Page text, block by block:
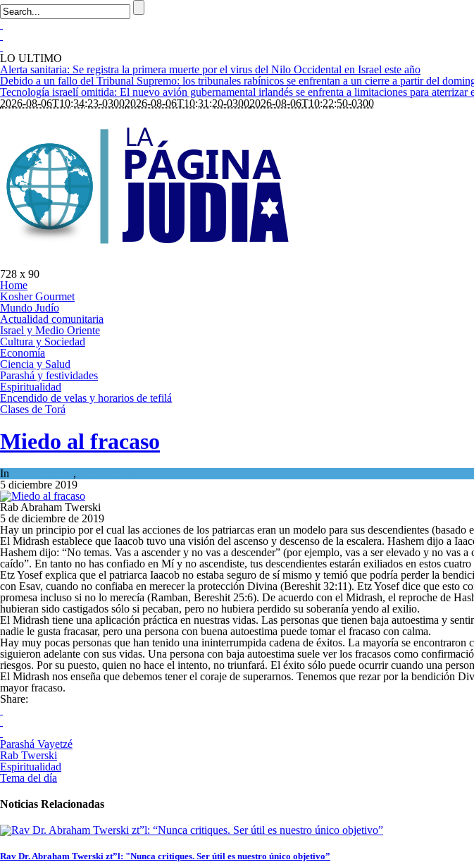
LO ULTIMO
Alerta sanitaria: Se registra la primera muerte por el virus del Nilo Occidental en Israel este año
Debido a un fallo del Tribunal Supremo: los tribunales rabínicos se enfrentan a un cierre a partir del
Tecnología israelí omitida: El nuevo avión gubernamental irlandés se enfrenta a limitaciones para aterrizar
2026-08-06T10:34:23-03002026-08-06T10:31:20-03002026-08-06T10:22:50-0300
728 x 90
Home
Kosher Gourmet
Mundo Judío
Actualidad comunitaria
Israel y Medio Oriente
Cultura y Sociedad
Economía
Ciencia y Salud
Parashá y festividades
Espiritualidad
Encendido de velas y horarios de tefilá
Clases de Torá
Miedo al fracaso
In ,
5 diciembre 2019
Rab Abraham Twerski
5 de diciembre de 2019
Hay un principio por el cual las acciones de los patriarcas eran un modelo para sus descendientes
El Midrash establece que Iaacob tuvo una visión del ascenso y descenso de la escalera. Hashem dijo a
Hashem dijo: “No temas. Vas a ascender y no vas a descender” (por ejemplo, vas a ser elevado y no
caído”. En tanto no has confiado en Mí y no ascendiste, tus descendientes estarán exiliados en estos
Etz Yosef explica que el patriarca Iaacob no estaba seguro de sí mismo y temió que podría perder la
con Esav, cuando no confiaba en merecer la protección Divina (Bereshit 32:11). Etz Yosef dice que esto
promesa incluso si no lo merecía (Ramban, Bereshit 25:6). De acuerdo con el Midrash, el reproche de
hubieran sido castigados sólo si pecaban, pero no hubiera perdido su soberanía yendo al exilio.
El Midrash tiene una aplicación práctica en nuestras vidas. Las personas que tienen baja autoestima y
nadie le gusta fracasar, pero una persona con buena autoestima puede tomar el fracaso con calma.
Hay muy pocas personas que han tenido una ininterrumpida cadena de éxitos. La mayoría se
siguieron adelante con sus vidas. Una persona con baja autoestima suele ver los fracasos como
riesgos. Por su puesto, quien no hace el intento, no triunfará. El éxito sólo puede ocurrir cuando una
El Midrash nos enseña que debemos tener el coraje de superarnos. Tenemos que rezar por la bendición
mayor fracaso.
Share:
Parashá Vayetzé
Rab Twerski
Espiritualidad
Tema del día
Noticias Relacionadas
Rav Dr. Abraham Twerski zt”l: "Nunca critiques. Ser útil es nuestro único objetivo”